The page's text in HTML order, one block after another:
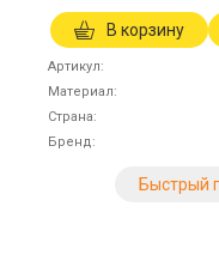
В корзину
Артикул
Материал
Страна
Бренд
Быстрый